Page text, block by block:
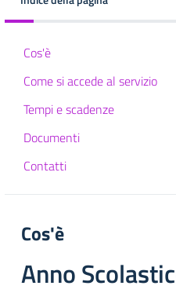
Cos'è
Come si accede al servizio
Tempi e scadenze
Documenti
Contatti
Cos'è
Anno